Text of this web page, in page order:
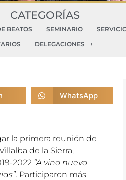
CATEGORÍAS
BEATOS SEMINARIO
DELEGACIONES
WhatsApp
la primera reunión de
de la Sierra,
2022 “A vino nuevo
. Participaron más